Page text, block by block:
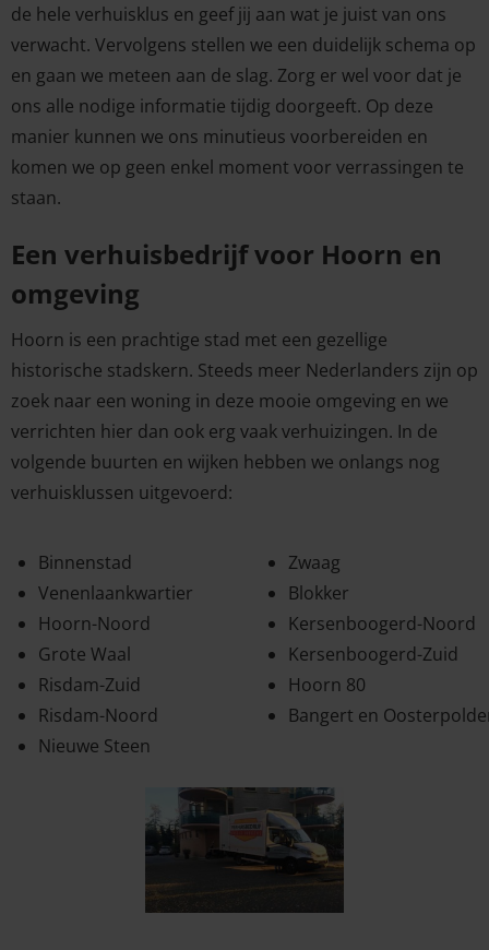
de hele verhuisklus en geef jij aan wat je juist van ons
verwacht. Vervolgens stellen we een duidelijk schema op
en gaan we meteen aan de slag. Zorg er wel voor dat je
ons alle nodige informatie tijdig doorgeeft. Op deze
manier kunnen we ons minutieus voorbereiden en
komen we op geen enkel moment voor verrassingen te
staan.
Een verhuisbedrijf voor Hoorn en
omgeving
Hoorn is een prachtige stad met een gezellige
historische stadskern. Steeds meer Nederlanders zijn op
zoek naar een woning in deze mooie omgeving en we
verrichten hier dan ook erg vaak verhuizingen. In de
volgende buurten en wijken hebben we onlangs nog
verhuisklussen uitgevoerd:
Binnenstad
Venenlaankwartier
Hoorn-Noord
Grote Waal
Risdam-Zuid
Risdam-Noord
Nieuwe Steen
Zwaag
Blokker
Kersenboogerd-Noord
Kersenboogerd-Zuid
Hoorn 80
Bangert en